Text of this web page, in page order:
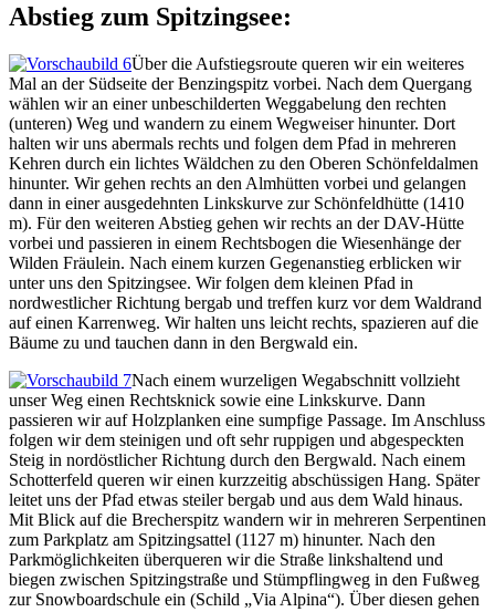
Abstieg zum Spitzingsee:
Über die Aufstiegsroute queren wir ein weiteres
Mal an der Südseite der Benzingspitz vorbei. Nach dem Quergang
wählen wir an einer unbeschilderten Weggabelung den rechten
(unteren) Weg und wandern zu einem Wegweiser hinunter. Dort
halten wir uns abermals rechts und folgen dem Pfad in mehreren
Kehren durch ein lichtes Wäldchen zu den Oberen Schönfeldalmen
hinunter. Wir gehen rechts an den Almhütten vorbei und gelangen
dann in einer ausgedehnten Linkskurve zur Schönfeldhütte (1410
m). Für den weiteren Abstieg gehen wir rechts an der DAV-Hütte
vorbei und passieren in einem Rechtsbogen die Wiesenhänge der
Wilden Fräulein. Nach einem kurzen Gegenanstieg erblicken wir
unter uns den Spitzingsee. Wir folgen dem kleinen Pfad in
nordwestlicher Richtung bergab und treffen kurz vor dem Waldrand
auf einen Karrenweg. Wir halten uns leicht rechts, spazieren auf die
Bäume zu und tauchen dann in den Bergwald ein.
Nach einem wurzeligen Wegabschnitt vollzieht
unser Weg einen Rechtsknick sowie eine Linkskurve. Dann
passieren wir auf Holzplanken eine sumpfige Passage. Im Anschluss
folgen wir dem steinigen und oft sehr ruppigen und abgespeckten
Steig in nordöstlicher Richtung durch den Bergwald. Nach einem
Schotterfeld queren wir einen kurzzeitig abschüssigen Hang. Später
leitet uns der Pfad etwas steiler bergab und aus dem Wald hinaus.
Mit Blick auf die Brecherspitz wandern wir in mehreren Serpentinen
zum Parkplatz am Spitzingsattel (1127 m) hinunter. Nach den
Parkmöglichkeiten überqueren wir die Straße linkshaltend und
biegen zwischen Spitzingstraße und Stümpflingweg in den Fußweg
zur Snowboardschule ein (Schild „Via Alpina“). Über diesen gehen